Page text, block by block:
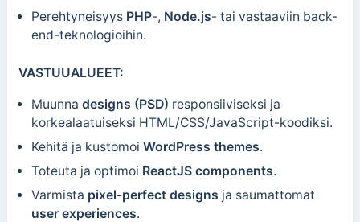
Perehtyneisyys PHP-, Node.js- tai vastaaviin back-
end-teknologioihin.
VASTUUALUEET:
Muunna designs (PSD) responsiiviseksi ja
korkealaatuiseksi HTML/CSS/JavaScript-koodiksi.
Kehitä ja kustomoi WordPress themes.
Toteuta ja optimoi ReactJS components.
Varmista pixel-perfect designs ja saumattomat
user experiences.